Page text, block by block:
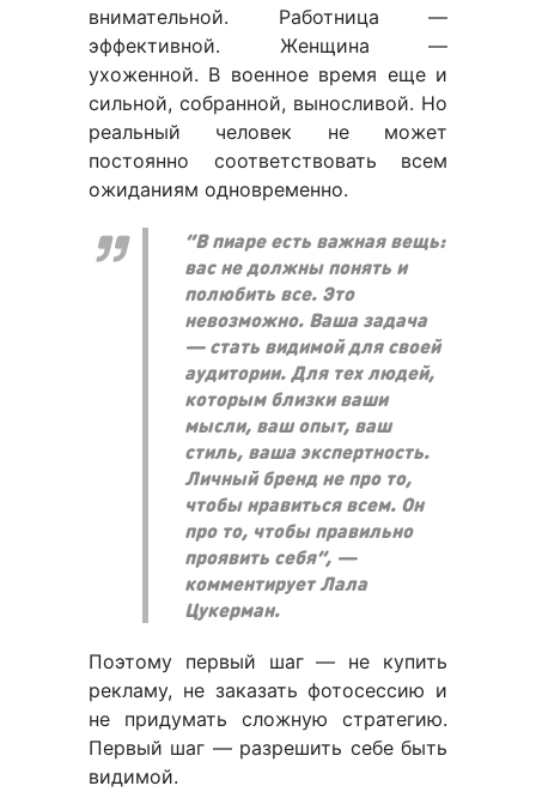
внимательной. Работница —
эффективной. Женщина —
ухоженной. В военное время еще и
сильной, собранной, выносливой. Но
реальный человек не может
постоянно соответствовать всем
ожиданиям одновременно.
“В пиаре есть важная вещь:
вас не должны понять и
полюбить все. Это
невозможно. Ваша задача
— стать видимой для своей
аудитории. Для тех людей,
которым близки ваши
мысли, ваш опыт, ваш
стиль, ваша экспертность.
Личный бренд не про то,
чтобы нравиться всем. Он
про то, чтобы правильно
проявить себя”, —
комментирует Лала
Цукерман.
Поэтому первый шаг — не купить
рекламу, не заказать фотосессию и
не придумать сложную стратегию.
Первый шаг — разрешить себе быть
видимой.